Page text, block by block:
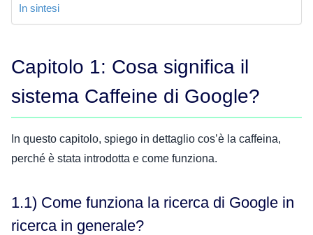
In sintesi
Capitolo 1: Cosa significa il
sistema Caffeine di Google?
In questo capitolo, spiego in dettaglio cos’è la caffeina,
perché è stata introdotta e come funziona.
1.1) Come funziona la ricerca di Google in
ricerca in generale?